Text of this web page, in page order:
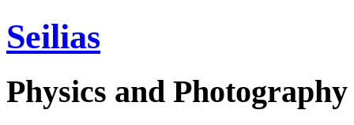
Seilias
Physics and Photography